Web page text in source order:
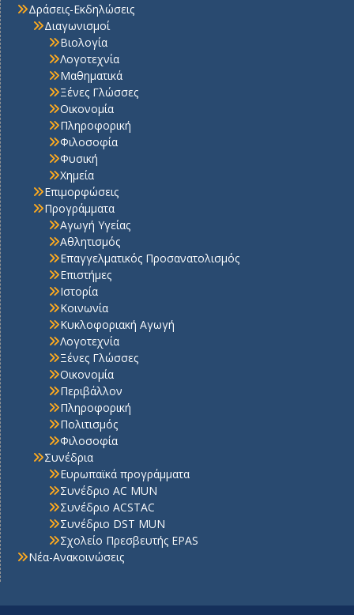
Δράσεις-Εκδηλώσεις
Διαγωνισμοί
Βιολογία
Λογοτεχνία
Μαθηματικά
Ξένες Γλώσσες
Οικονομία
Πληροφορική
Φιλοσοφία
Φυσική
Χημεία
Επιμορφώσεις
Προγράμματα
Αγωγή Υγείας
Αθλητισμός
Επαγγελματικός Προσανατολισμός
Επιστήμες
Ιστορία
Κοινωνία
Κυκλοφοριακή Αγωγή
Λογοτεχνία
Ξένες Γλώσσες
Οικονομία
Περιβάλλον
Πληροφορική
Πολιτισμός
Φιλοσοφία
Συνέδρια
Ευρωπαϊκά προγράμματα
Συνέδριο AC MUN
Συνέδριο ACSTAC
Συνέδριο DST MUN
Σχολείο Πρεσβευτής EPAS
Νέα-Ανακοινώσεις